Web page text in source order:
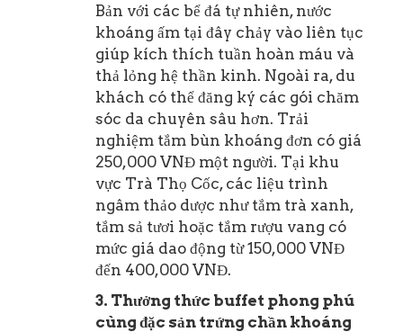
Bản với các bể đá tự nhiên, nước
khoáng ấm tại đây chảy vào liên tục
giúp kích thích tuần hoàn máu và
thả lỏng hệ thần kinh. Ngoài ra, du
khách có thể đăng ký các gói chăm
sóc da chuyên sâu hơn. Trải
nghiệm tắm bùn khoáng đơn có giá
250,000 VNĐ một người. Tại khu
vực Trà Thọ Cốc, các liệu trình
ngâm thảo dược như tắm trà xanh,
tắm sả tươi hoặc tắm rượu vang có
mức giá dao động từ 150,000 VNĐ
đến 400,000 VNĐ.
3. Thưởng thức buffet phong phú
cùng đặc sản trứng chần khoáng